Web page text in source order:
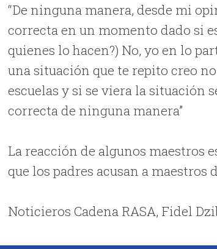
“De ninguna manera, desde mi
correcta en un momento dado si
quienes lo hacen?) No, yo en lo
una situación que te repito creo
escuelas y si se viera la situación
correcta de ninguna manera”
La reacción de algunos maestros
que los padres acusan a maestros
Noticieros Cadena RASA, Fidel